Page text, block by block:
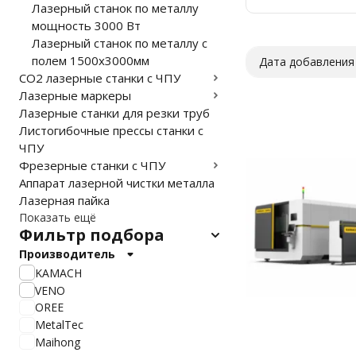
Вт
Дата добавления
Лазерный станок по металлу
мощность 3000 Вт
Лазерный станок по металлу с
полем 1500х3000мм
CO2 лазерные станки с ЧПУ
Лазерные маркеры
Лазерные станки для резки труб
Листогибочные прессы станки с
ЧПУ
Фрезерные станки с ЧПУ
Аппарат лазерной чистки металла
Лазерная пайка
Показать ещё
Фильтр подбора
Производитель
KAMACH
VENO
OREE
MetalTec
Maihong